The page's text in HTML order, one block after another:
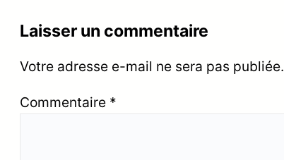
Laisser un commentaire
Votre adresse e-mail ne sera pas publiée.
Commentaire *